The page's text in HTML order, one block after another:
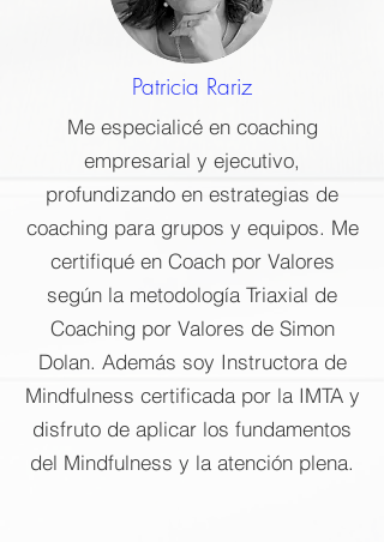
Patricia Rariz
Me especialicé en coaching
empresarial y ejecutivo,
profundizando en estrategias de
coaching para grupos y equipos. Me
certifiqué en Coach por Valores
según la metodología Triaxial de
Coaching por Valores de Simon
Dolan. Además soy Instructora de
Mindfulness certificada por la IMTA y
disfruto de aplicar los fundamentos
del Mindfulness y la atención plena.